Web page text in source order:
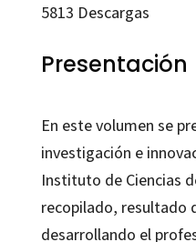
5813 Descargas
Presentación
En este volumen se
investigación e
Instituto de Ciencias
recopilado, resultado
desarrollando el